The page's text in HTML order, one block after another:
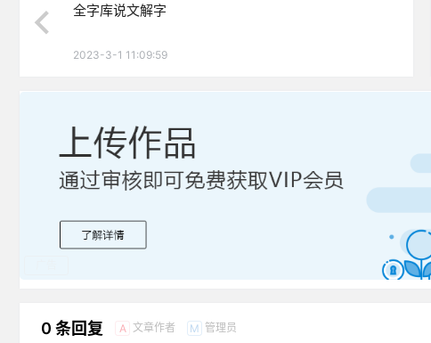
全字库说文解字
2023-3-1 11:09:59
0 条回复 A 文章作者 M 管理员